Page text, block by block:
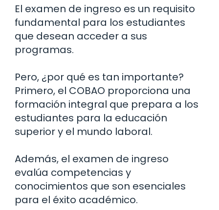
El examen de ingreso es un requisito
fundamental para los estudiantes
que desean acceder a sus
programas.
Pero, ¿por qué es tan importante?
Primero, el COBAO proporciona una
formación integral que prepara a los
estudiantes para la educación
superior y el mundo laboral.
Además, el examen de ingreso
evalúa competencias y
conocimientos que son esenciales
para el éxito académico.